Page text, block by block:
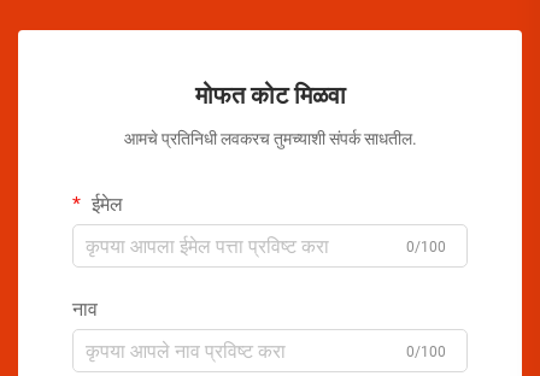
मोफत कोट मिळवा
आमचे प्रतिनिधी लवकरच तुमच्याशी संपर्क साधतील.
ईमेल
0/100
नाव
0/100